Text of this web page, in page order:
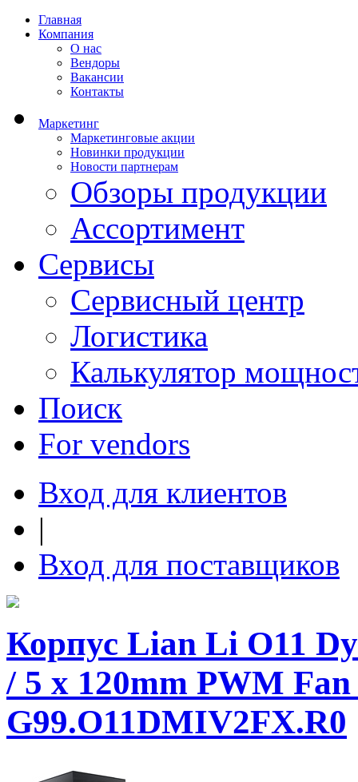
Главная
Компания
О нас
Вендоры
Вакансии
Контакты
Маркетинг
Маркетинговые акции
Новинки продукции
Новости партнерам
Обзоры продукции
Ассортимент
Сервисы
Сервисный центр
Логистика
Калькулятор
Поиск
For vendors
Вход для клиентов
|
Вход для поставщиков
Корпус Lian Li O11
/ 5 x 120mm PWM
G99.O11DMIV2FX.R0